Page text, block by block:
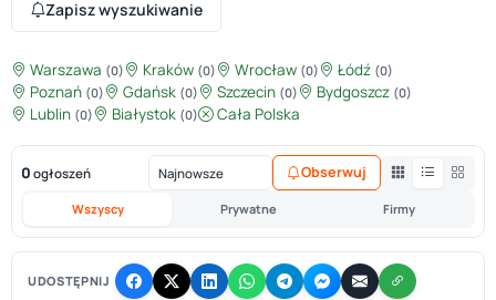
Zapisz wyszukiwanie
Warszawa (0) Kraków (0) Wrocław (0) Łódź (0)
Poznań (0) Gdańsk (0) Szczecin (0) Bydgoszcz (0)
Lublin (0) Białystok (0) Cała Polska
0 ogłoszeń
Wszyscy Prywatne Firmy
Obserwuj
UDOSTĘPNIJ